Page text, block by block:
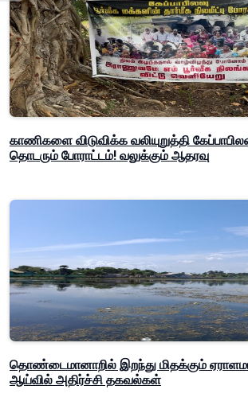
காணிகளை விடுவிக்க வலியுறுத்தி
தொடரும் போராட்டம்! வலுக்கும் ஆதரவு
தொண்டைமானாறில் இறந்து மிதக்கும்
ஆய்வில் அதிர்ச்சி தகவல்கள்